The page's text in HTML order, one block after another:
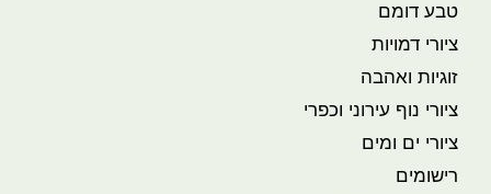
טבע דומם
ציורי דמויות
זוגיות ואהבה
ציורי נוף עירוני וכפרי
ציורי ים ומים
רישומים